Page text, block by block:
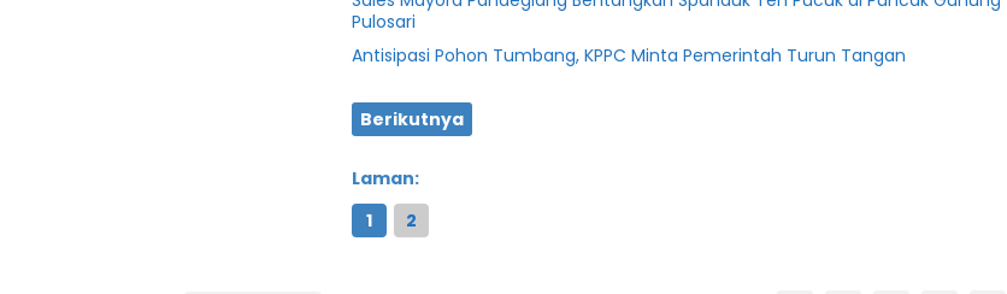
Pulosari
Antisipasi Pohon Tumbang, KPPC Minta Pemerintah Turun Tangan
Berikutnya
Laman:
1
2